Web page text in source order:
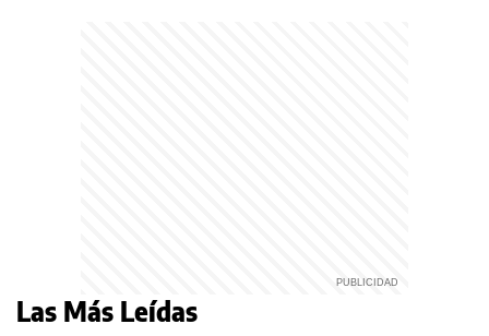
Las Más Leídas